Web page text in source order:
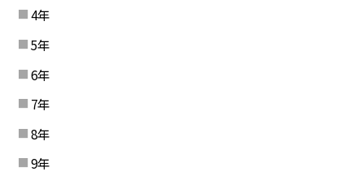
4年
5年
6年
7年
8年
9年